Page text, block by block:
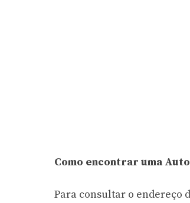
Como encontrar uma
Para consultar o endereço